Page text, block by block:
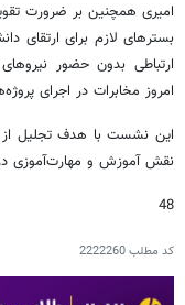
امیری همچنین بر ضرورت
بسترهای لازم برای ارتقای
ارتباطی بدون حضور
امروز مخابرات در اجرای
این نشست با هدف تجلیل از
نقش آموزش و مهارت‌آموزی
48
کد مطلب2222260